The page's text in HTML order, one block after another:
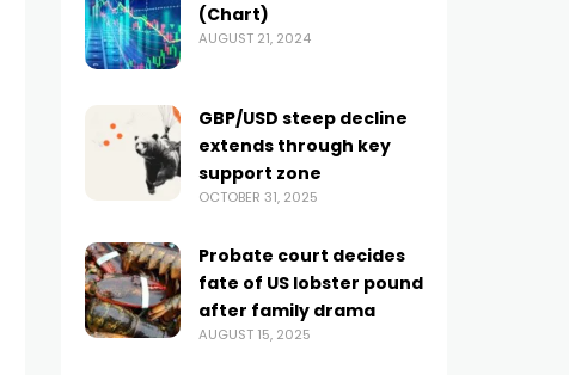
(Chart)
AUGUST 21, 2024
GBP/USD steep decline
extends through key
support zone
OCTOBER 31, 2025
Probate court decides
fate of US lobster pound
after family drama
AUGUST 15, 2025